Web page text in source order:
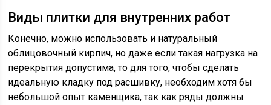
Виды плитки для внутренних работ
Конечно, можно использовать и натуральный
облицовочный кирпич, но даже если такая нагрузка на
перекрытия допустима, то для того, чтобы сделать
идеальную кладку под расшивку, необходим хотя бы
небольшой опыт каменщика, так как ряды должны